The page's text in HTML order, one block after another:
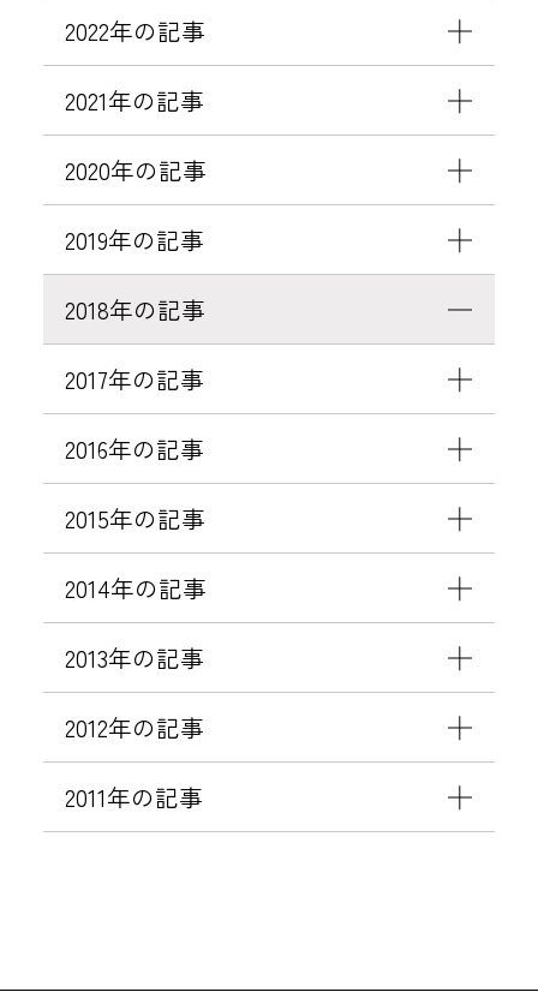
2022年の記事
2021年の記事
2020年の記事
2019年の記事
2018年の記事
2017年の記事
2016年の記事
2015年の記事
2014年の記事
2013年の記事
2012年の記事
2011年の記事